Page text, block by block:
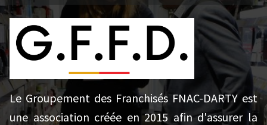
Le Groupement des Franchisés FNAC-DARTY est
une association créée en 2015 afin d'assurer la